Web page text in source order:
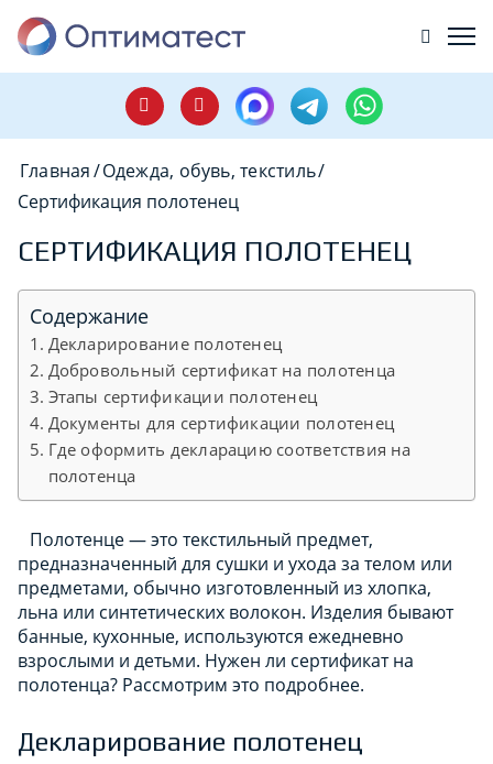
Главная/Одежда, обувь, текстиль/
Сертификация полотенец
СЕРТИФИКАЦИЯ ПОЛОТЕНЕЦ
Содержание
Декларирование полотенец
Добровольный сертификат на полотенца
Этапы сертификации полотенец
Документы для сертификации полотенец
Где оформить декларацию соответствия на
полотенца
Полотенце — это текстильный предмет,
предназначенный для сушки и ухода за телом или
предметами, обычно изготовленный из хлопка,
льна или синтетических волокон. Изделия бывают
банные, кухонные, используются ежедневно
взрослыми и детьми. Нужен ли сертификат на
полотенца? Рассмотрим это подробнее.
Декларирование полотенец